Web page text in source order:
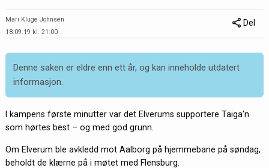
Mari Kluge Johnsen
18.09.19 kl. 21:00
Del
Denne saken er eldre enn ett år, og kan inneholde utdatert
informasjon.
I kampens første minutter var det Elverums supportere Taiga'n
som hørtes best – og med god grunn.
Om Elverum ble avkledd mot Aalborg på hjemmebane på søndag,
beholdt de klærne på i møtet med Flensburg.